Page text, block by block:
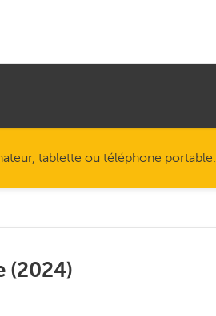
tablette ou téléphone portable.
(2024)